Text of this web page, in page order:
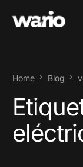
Home Blog